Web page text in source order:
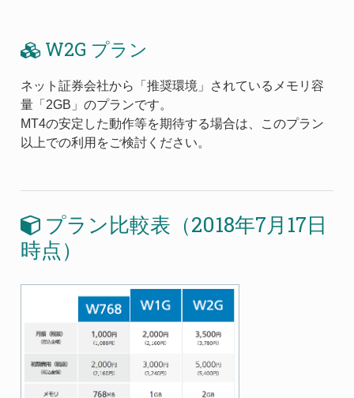
W2G プラン
ネット証券会社から「推奨環境」されているメモリ容
量「2GB」のプランです。
MT4の安定した動作等を期待する場合は、このプラン
以上での利用をご検討ください。
プラン比較表（2018年7月17日
時点）